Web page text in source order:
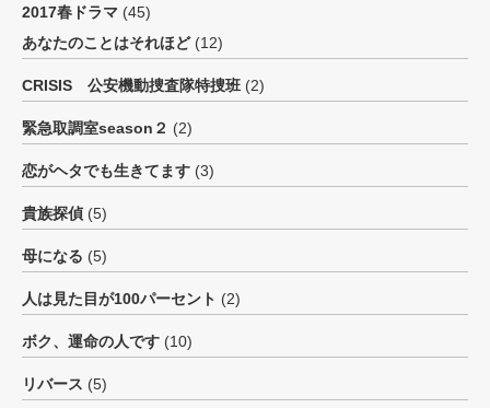
2017春ドラマ (45)
あなたのことはそれほど(12)
CRISIS 公安機動捜査隊特捜班 (2)
緊急取調室season２ (2)
恋がヘタでも生きてます (3)
貴族探偵 (5)
母になる (5)
人は見た目が100パーセント (2)
ボク、運命の人です (10)
リバース (5)